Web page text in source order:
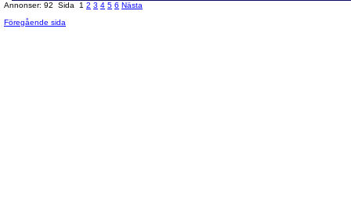
Annonser: 92 Sida 1 2 3 4 5 6 Nästa
Föregående sida